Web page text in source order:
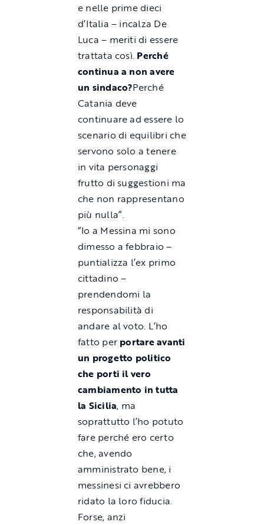
e nelle prime dieci
d’Italia – incalza De
Luca – meriti di essere
trattata così. Perché
continua a non avere
un sindaco?Perché
Catania deve
continuare ad essere lo
scenario di equilibri che
servono solo a tenere
in vita personaggi
frutto di suggestioni ma
che non rappresentano
più nulla”.
“Io a Messina mi sono
dimesso a febbraio –
puntializza l’ex primo
cittadino –
prendendomi la
responsabilità di
andare al voto. L’ho
fatto per portare avanti
un progetto politico
che porti il vero
cambiamento in tutta
la Sicilia, ma
soprattutto l’ho potuto
fare perché ero certo
che, avendo
amministrato bene, i
messinesi ci avrebbero
ridato la loro fiducia.
Forse, anzi